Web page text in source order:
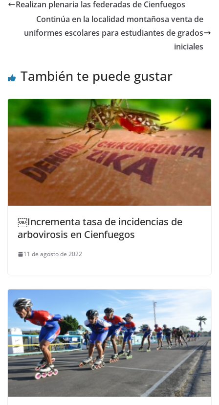
Realizan plenaria las federadas de Cienfuegos
Continúa en la localidad montañosa venta de
uniformes escolares para estudiantes de grados
iniciales
También te puede gustar
￼Incrementa tasa de incidencias de
arbovirosis en Cienfuegos
11 de agosto de 2022